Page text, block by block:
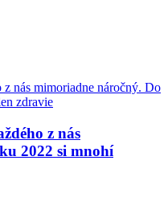
z nás
2022 si mnohí